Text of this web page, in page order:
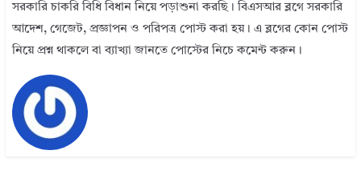
সরকারি চাকরি বিধি বিধান নিয়ে পড়াশুনা করছি। বিএসআর ব্লগে সরকারি
আদেশ, গেজেট, প্রজ্ঞাপন ও পরিপত্র পোস্ট করা হয়। এ ব্লগের কোন পোস্ট
নিয়ে প্রশ্ন থাকলে বা ব্যাখ্যা জানতে পোস্টের নিচে কমেন্ট করুন।